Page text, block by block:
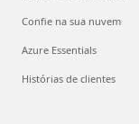
Confie na sua nuvem
Azure Essentials
Histórias de clientes